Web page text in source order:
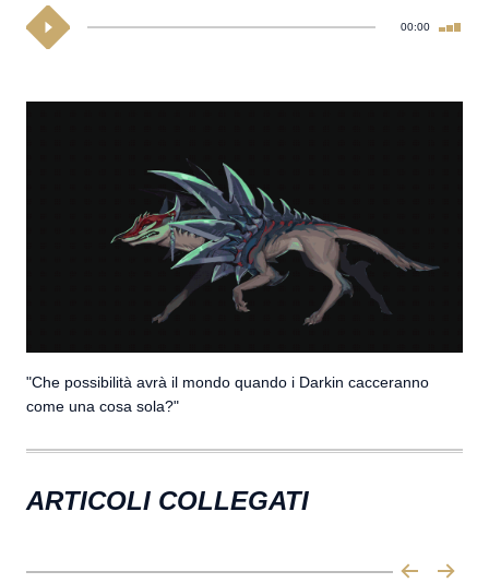
00:00
"Che possibilità avrà il mondo quando i Darkin cacceranno
come una cosa sola?"
ARTICOLI COLLEGATI